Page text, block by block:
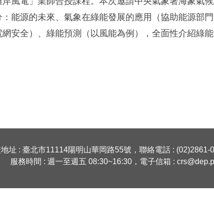
能源的未來、氣象在綠能發展的應用（協助能源部
安全）、綠能預測（以風能為例），全面性介紹綠
址 : 臺北市11114陽明山華岡路55號，聯絡電話 : (02)2861-
服務時間 : 週一至週五 08:30~16:30，電子信箱 :